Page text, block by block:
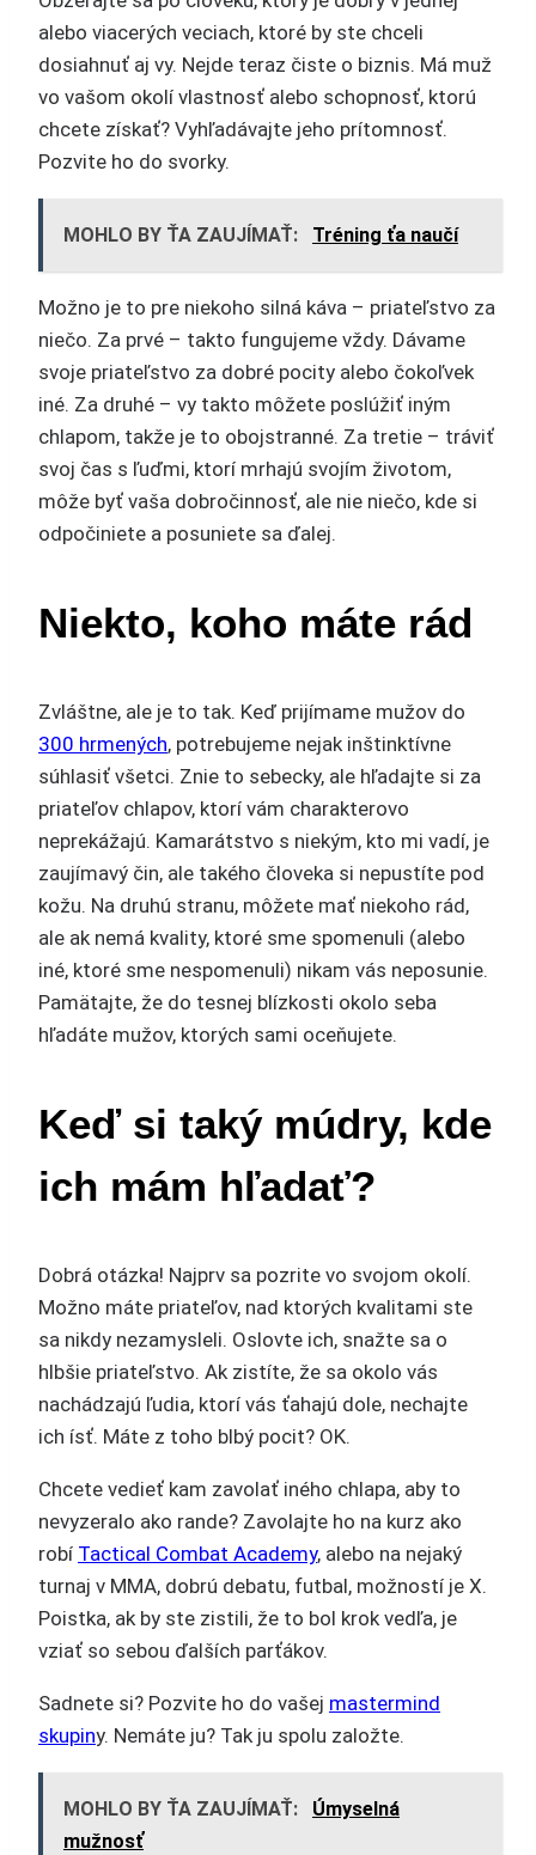
alebo viacerých veciach, ktoré by ste chceli
dosiahnuť aj vy. Nejde teraz čiste o biznis. Má muž
vo vašom okolí vlastnosť alebo schopnosť, ktorú
chcete získať? Vyhľadávajte jeho prítomnosť.
Pozvite ho do svorky.
MOHLO BY ŤA ZAUJÍMAŤ: Tréning ťa naučí
Možno je to pre niekoho silná káva – priateľstvo za
niečo. Za prvé – takto fungujeme vždy. Dávame
svoje priateľstvo za dobré pocity alebo čokoľvek
iné. Za druhé – vy takto môžete poslúžiť iným
chlapom, takže je to obojstranné. Za tretie – tráviť
svoj čas s ľuďmi, ktorí mrhajú svojím životom,
môže byť vaša dobročinnosť, ale nie niečo, kde si
odpočiniete a posuniete sa ďalej.
Niekto, koho máte rád
Zvláštne, ale je to tak. Keď prijímame mužov do
300 hrmených, potrebujeme nejak inštinktívne
súhlasiť všetci. Znie to sebecky, ale hľadajte si za
priateľov chlapov, ktorí vám charakterovo
neprekážajú. Kamarátstvo s niekým, kto mi vadí, je
zaujímavý čin, ale takého človeka si nepustíte pod
kožu. Na druhú stranu, môžete mať niekoho rád,
ale ak nemá kvality, ktoré sme spomenuli (alebo
iné, ktoré sme nespomenuli) nikam vás neposunie.
Pamätajte, že do tesnej blízkosti okolo seba
hľadáte mužov, ktorých sami oceňujete.
Keď si taký múdry, kde
ich mám hľadať?
Dobrá otázka! Najprv sa pozrite vo svojom okolí.
Možno máte priateľov, nad ktorých kvalitami ste
sa nikdy nezamysleli. Oslovte ich, snažte sa o
hlbšie priateľstvo. Ak zistíte, že sa okolo vás
nachádzajú ľudia, ktorí vás ťahajú dole, nechajte
ich ísť. Máte z toho blbý pocit? OK.
Chcete vedieť kam zavolať iného chlapa, aby to
nevyzeralo ako rande? Zavolajte ho na kurz ako
robí Tactical Combat Academy, alebo na nejaký
turnaj v MMA, dobrú debatu, futbal, možností je X.
Poistka, ak by ste zistili, že to bol krok vedľa, je
vziať so sebou ďalších parťákov.
Sadnete si? Pozvite ho do vašej mastermind
skupiny. Nemáte ju? Tak ju spolu založte.
MOHLO BY ŤA ZAUJÍMAŤ:
Úmyselná
mužnosť